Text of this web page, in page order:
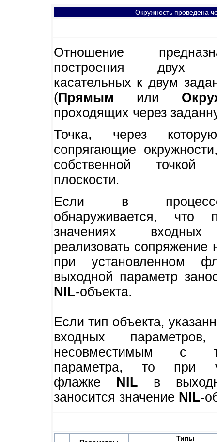
Окружность проведена
Отношение
построения
касательных к двум
(Прямым или
проходящих через
Точка, через
сопрягающие
собственной точкой
плоскости.
Если в
обнаруживается, что
значениях входных
реализовать сопряжение
при установленном
выходной параметр
NIL-объекта.
Если тип объекта,
входных параметров,
несовместимым с
параметра, то при
флажке NIL в
заносится значение NIL-
Типы